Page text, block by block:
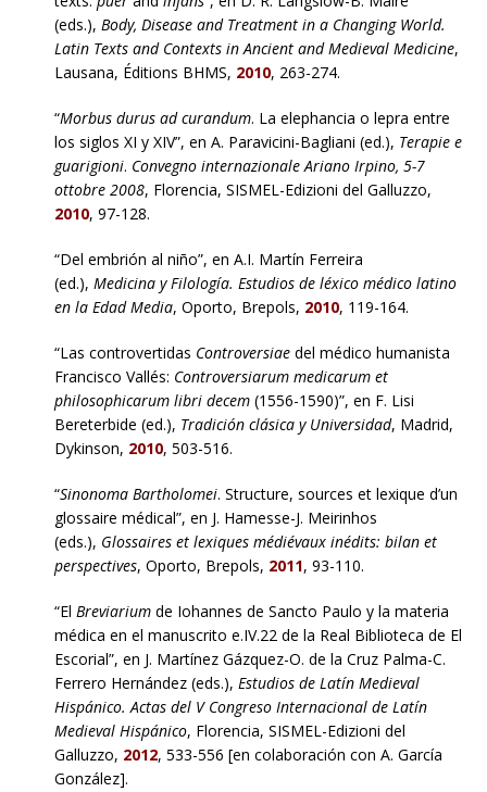
(eds.), Body, Disease and Treatment in a Changing World.
Latin Texts and Contexts in Ancient and Medieval Medicine,
Lausana, Éditions BHMS, 2010, 263-274.
“Morbus durus ad curandum. La elephancia o lepra entre
los siglos XI y XIV”, en A. Paravicini-Bagliani (ed.), Terapie e
guarigioni. Convegno internazionale Ariano Irpino, 5-7
ottobre 2008, Florencia, SISMEL-Edizioni del Galluzzo,
2010, 97-128.
“Del embrión al niño”, en A.I. Martín Ferreira
(ed.), Medicina y Filología. Estudios de léxico médico latino
en la Edad Media, Oporto, Brepols, 2010, 119-164.
“Las controvertidas Controversiae del médico humanista
Francisco Vallés: Controversiarum medicarum et
philosophicarum libri decem (1556-1590)”, en F. Lisi
Bereterbide (ed.), Tradición clásica y Universidad, Madrid,
Dykinson, 2010, 503-516.
“Sinonoma Bartholomei. Structure, sources et lexique d’un
glossaire médical”, en J. Hamesse-J. Meirinhos
(eds.), Glossaires et lexiques médiévaux inédits: bilan et
perspectives, Oporto, Brepols, 2011, 93-110.
“El Breviarium de Iohannes de Sancto Paulo y la materia
médica en el manuscrito e.IV.22 de la Real Biblioteca de El
Escorial”, en J. Martínez Gázquez-O. de la Cruz Palma-C.
Ferrero Hernández (eds.), Estudios de Latín Medieval
Hispánico. Actas del V Congreso Internacional de Latín
Medieval Hispánico, Florencia, SISMEL-Edizioni del
Galluzzo, 2012, 533-556 [en colaboración con A. García
González].